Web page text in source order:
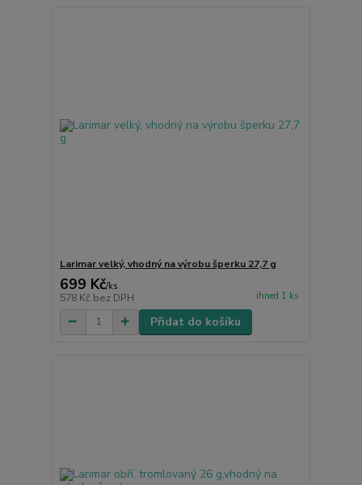
Larimar velký, vhodný na výrobu šperku 27,7 g
699 Kč/ks
578 Kč bez DPH ihned 1 ks
Přidat do košíku